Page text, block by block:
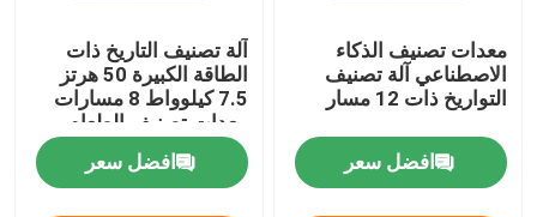
منتجات
أشرطة فيديو
معدات تصنيف الذكاء
الاصطناعي آلة تصنيف
التواريخ ذات 12 مسار
افضل سعر
آلة تصنيف التاريخ ذات
الطاقة الكبيرة 50 هرتز
7.5 كيلوواط 8 مسارات
معدات تصنيف الطعام
افضل سعر